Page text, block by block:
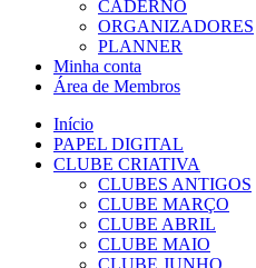
CADERNO
ORGANIZADORES
PLANNER
Minha conta
Área de Membros
Início
PAPEL DIGITAL
CLUBE CRIATIVA
CLUBES ANTIGOS
CLUBE MARÇO
CLUBE ABRIL
CLUBE MAIO